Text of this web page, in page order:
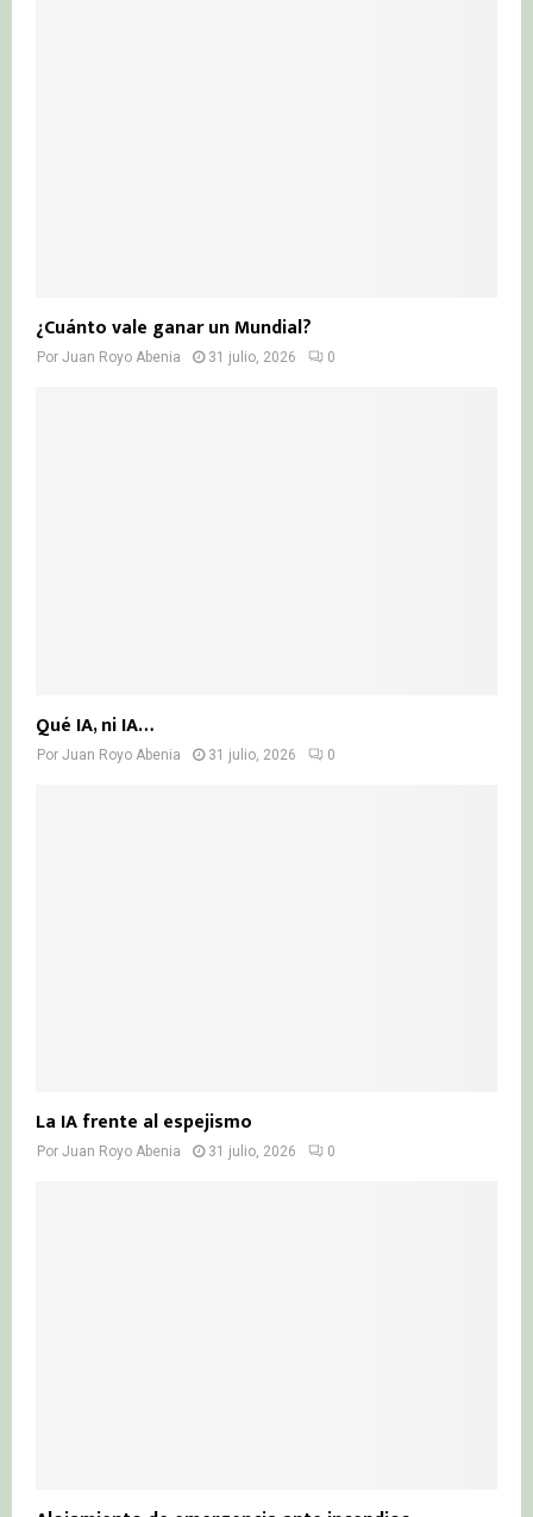
¿Cuánto vale ganar un Mundial?
Por Juan Royo Abenia 31 julio, 2026 0
Qué IA, ni IA…
Por Juan Royo Abenia 31 julio, 2026 0
La IA frente al espejismo
Por Juan Royo Abenia 31 julio, 2026 0